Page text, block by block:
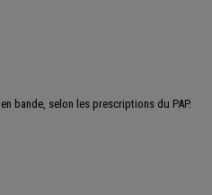
bande, selon les prescriptions du PAP.